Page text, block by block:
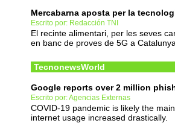
Mercabarna aposta per la
Escrito por: Redacción TNI
El recinte alimentari, per les seves
en banc de proves de 5G a
TecnonewsWorld
Google reports over 2 million
Escrito por: Agencias Externas
COVID-19 pandemic is likely the
internet usage increased drastically.